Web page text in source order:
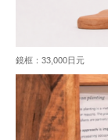
鏡框：33,000日元